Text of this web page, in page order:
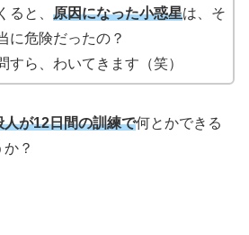
ると、 原因になった小惑星は、 そ
に危険だったの？
すら、わいてきます（笑）
人が12日間の訓練で何とかできる
？